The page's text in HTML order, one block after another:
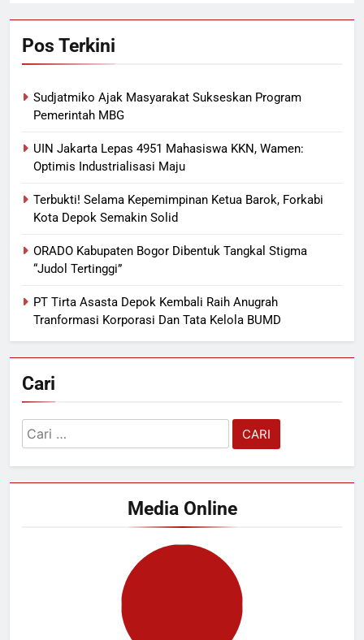
Pos Terkini
Sudjatmiko Ajak Masyarakat Sukseskan Program
Pemerintah MBG
UIN Jakarta Lepas 4951 Mahasiswa KKN, Wamen:
Optimis Industrialisasi Maju
Terbukti! Selama Kepemimpinan Ketua Barok, Forkabi
Kota Depok Semakin Solid
ORADO Kabupaten Bogor Dibentuk Tangkal Stigma
“Judol Tertinggi”
PT Tirta Asasta Depok Kembali Raih Anugrah
Tranformasi Korporasi Dan Tata Kelola BUMD
Cari
Cari
untuk:
Media Online